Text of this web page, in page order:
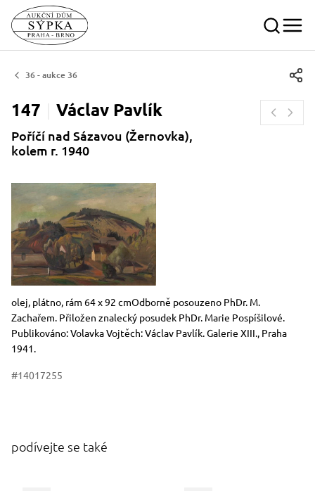
36 - aukce 36
147 Václav Pavlík
Poříčí nad Sázavou (Žernovka),
kolem r. 1940
Rozměry
Stručný popis předmětu
olej, plátno, rám 64 x 92 cmOdborně posouzeno PhDr. M.
Zachařem. Přiložen znalecký posudek PhDr. Marie Pospíšilové.
Publikováno: Volavka Vojtěch: Václav Pavlík. Galerie XIII., Praha
1941.
#14017255
podívejte se také